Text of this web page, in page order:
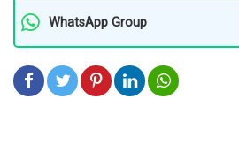
WhatsApp Group